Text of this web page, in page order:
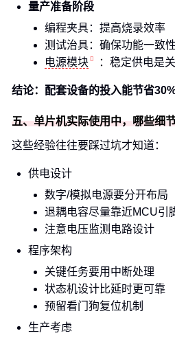
量产准备阶段
编程夹具：提高烧录效率
测试治具：确保功能一致性
电源模块
：稳定供电是
结论：配套设备的投入能节省
五、单片机实际使用中，哪些细
这些经验往往要踩过坑才知道：
供电设计
数字/模拟电源要分开布局
退耦电容尽量靠近MCU引
注意电压监测电路设计
程序架构
关键任务要用中断处理
状态机设计比延时更可靠
预留看门狗复位机制
生产考虑